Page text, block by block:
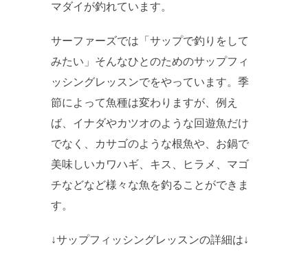
マダイが釣れています。
サーファーズでは「サップで釣りをして
みたい」そんなひとのためのサップフィ
ッシングレッスンでをやっています。季
節によって魚種は変わりますが、例え
ば、イナダやカツオのような回遊魚だけ
でなく、カサゴのような根魚や、お鍋で
美味しいカワハギ、キス、ヒラメ、マゴ
チなどなど様々な魚を釣ることができま
す。
↓サップフィッシングレッスンの詳細は↓